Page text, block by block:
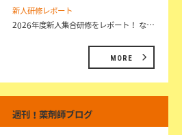
新人研修レポート
2026年度新人集合研修をレポート！ な…
MORE
週刊！薬剤師ブログ